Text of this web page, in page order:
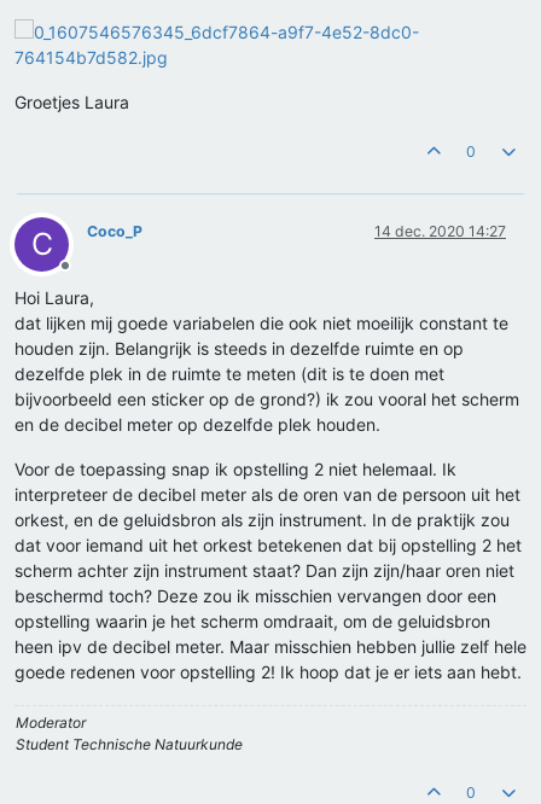
Groetjes Laura
0
C
Offline
Coco_P 14 dec. 2020 14:27
Hoi Laura,
dat lijken mij goede variabelen die ook niet moeilijk constant te
houden zijn. Belangrijk is steeds in dezelfde ruimte en op
dezelfde plek in de ruimte te meten (dit is te doen met
bijvoorbeeld een sticker op de grond?) ik zou vooral het scherm
en de decibel meter op dezelfde plek houden.
Voor de toepassing snap ik opstelling 2 niet helemaal. Ik
interpreteer de decibel meter als de oren van de persoon uit het
orkest, en de geluidsbron als zijn instrument. In de praktijk zou
dat voor iemand uit het orkest betekenen dat bij opstelling 2 het
scherm achter zijn instrument staat? Dan zijn zijn/haar oren niet
beschermd toch? Deze zou ik misschien vervangen door een
opstelling waarin je het scherm omdraait, om de geluidsbron
heen ipv de decibel meter. Maar misschien hebben jullie zelf hele
goede redenen voor opstelling 2! Ik hoop dat je er iets aan hebt.
Moderator
Student Technische Natuurkunde
0